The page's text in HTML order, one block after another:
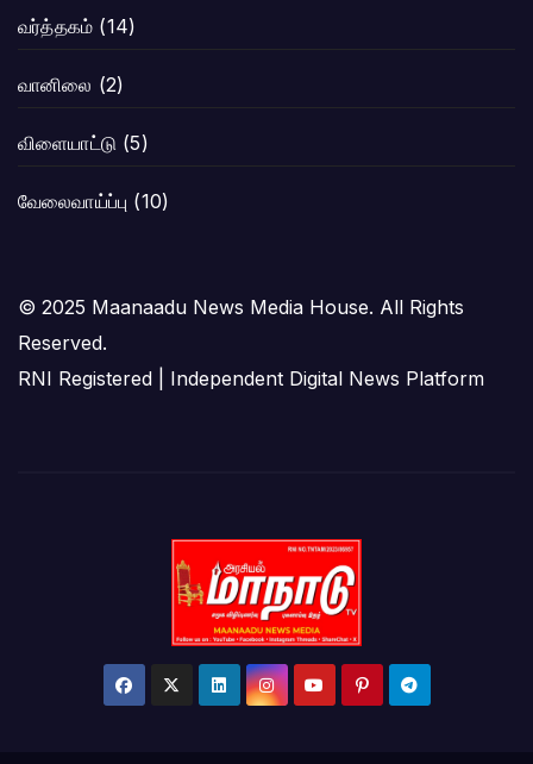
வர்த்தகம் (14)
வானிலை (2)
விளையாட்டு (5)
வேலைவாய்ப்பு (10)
© 2025 Maanaadu News Media House. All Rights
Reserved.
RNI Registered | Independent Digital News Platform